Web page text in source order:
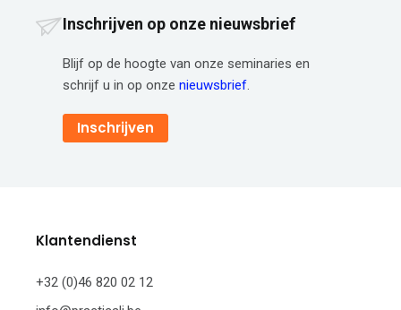
Inschrijven op onze nieuwsbrief
Blijf op de hoogte van onze seminaries en
schrijf u in op onze nieuwsbrief.
Inschrijven
Klantendienst
+32 (0)46 820 02 12